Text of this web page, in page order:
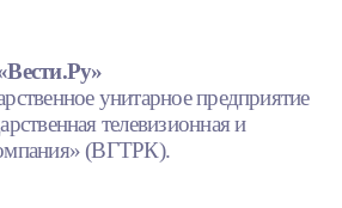
унитарное предприятие
телевизионная и
(ВГТРК).